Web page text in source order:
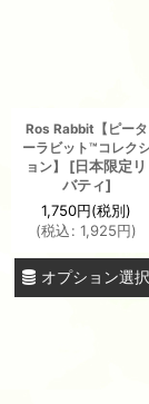
Ros Rabbit【ピータ
ーラビット™コレク
ョン】
[日本限定リ
バティ]
1,750円(税別)
(税込: 1,925円)
オプション選択